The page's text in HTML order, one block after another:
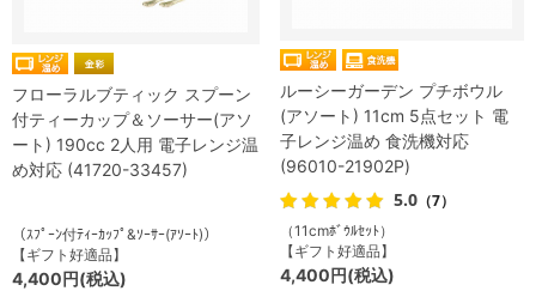
フローラルブティック スプーン
付ティーカップ＆ソーサー(アソ
ート) 190cc 2人用 電子レンジ温
め対応 (41720-33457)
（ｽﾌﾟｰﾝ付ﾃｨｰｶｯﾌﾟ&ｿｰｻｰ(ｱｿｰﾄ)）
【ギフト好適品】
4,400円(税込)
ルーシーガーデン プチボウル
(アソート) 11cm 5点セット 電
子レンジ温め 食洗機対応
(96010-21902P)
5.0 （7）
（11cmﾎﾞｳﾙｾｯﾄ）
【ギフト好適品】
4,400円(税込)